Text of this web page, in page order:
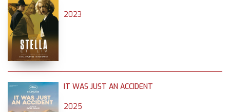
2023
IT WAS JUST AN ACCIDENT
2025